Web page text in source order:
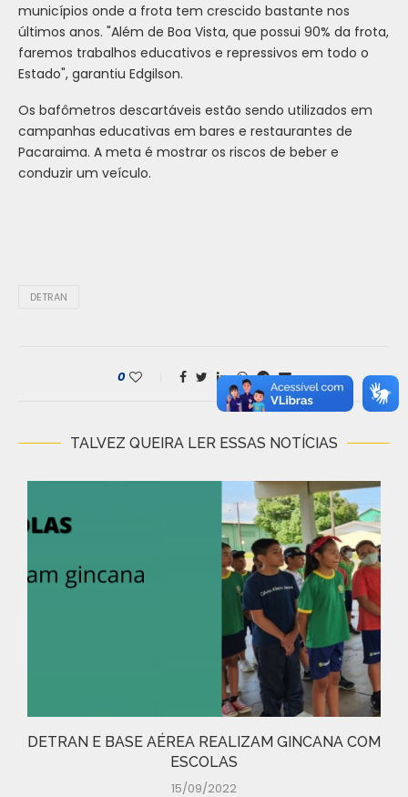
municípios onde a frota tem crescido bastante nos
últimos anos. "Além de Boa Vista, que possui 90% da frota,
faremos trabalhos educativos e repressivos em todo o
Estado", garantiu Edgilson.
Os bafômetros descartáveis estão sendo utilizados em
campanhas educativas em bares e restaurantes de
Pacaraima. A meta é mostrar os riscos de beber e
conduzir um veículo.
DETRAN
0
TALVEZ QUEIRA LER ESSAS NOTÍCIAS
DETRAN E BASE AÉREA REALIZAM GINCANA COM
ESCOLAS
15/09/2022